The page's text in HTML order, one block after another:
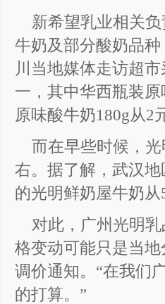
新希望乳业相关
牛奶及部分酸奶品
川当地媒体走访超
一，其中华西瓶装
原味酸牛奶180g从2
而在早些时候，
右。据了解，武汉
的光明鲜奶屋牛奶从
对此，广州光明
格变动可能只是当
调价通知。“在我们
的打算。”